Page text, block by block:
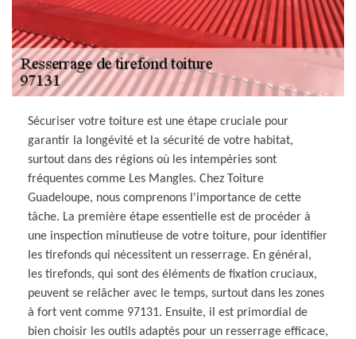
Sécuriser votre toiture est une étape cruciale pour
garantir la longévité et la sécurité de votre habitat,
surtout dans des régions où les intempéries sont
fréquentes comme Les Mangles. Chez Toiture
Guadeloupe, nous comprenons l'importance de cette
tâche. La première étape essentielle est de procéder à
une inspection minutieuse de votre toiture, pour identifier
les tirefonds qui nécessitent un resserrage. En général,
les tirefonds, qui sont des éléments de fixation cruciaux,
peuvent se relâcher avec le temps, surtout dans les zones
à fort vent comme 97131. Ensuite, il est primordial de
bien choisir les outils adaptés pour un resserrage efficace,